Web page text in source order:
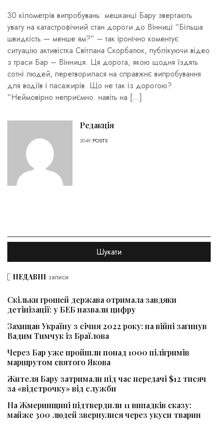
30 кілометрів випробувань: мешканці Бару звертають
увагу на катастрофічний стан дороги до Вінниці “Більша
швидкість — менше ям?” – так іронічно коментує
ситуацію активістка Світлана Скорбатюк, публікуючи відео
з траси Бар – Вінниця. Ця дорога, якою щодня їздять
сотні людей, перетворилася на справжнє випробування
для водіїв і пасажирів. Що не так із дорогою?
“Неймовірно неприємно. навіть на […]
Редакція
3049 POSTS
НЕДАВНІ записи
Скільки грошей держава отримала завдяки
детінізації: у БЕБ назвали цифру
Захищав Україну з січня 2022 року: на війні загинув
Вадим Тимчук із Браїлова
Через Бар уже пройшли понад 1000 пілігримів
маршрутом святого Якова
Жителя Бару затримали під час передачі $12 тисяч
за «відстрочку» від служби
На Жмеринщині підтвердили 11 випадків сказу:
майже 300 людей звернулися через укуси тварин